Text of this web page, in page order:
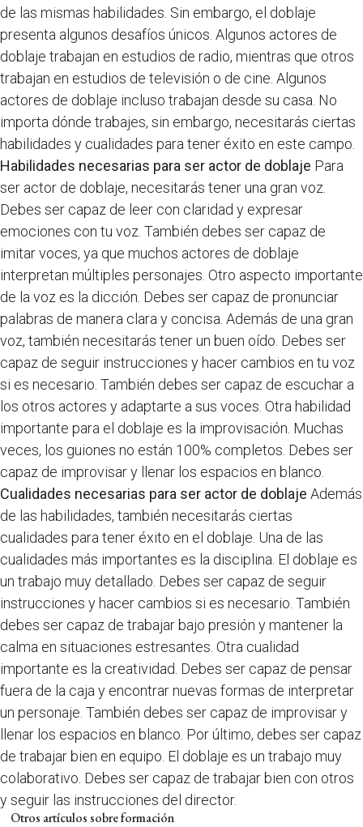
de las mismas habilidades. Sin embargo, el doblaje
presenta algunos desafíos únicos. Algunos actores de
doblaje trabajan en estudios de radio, mientras que otros
trabajan en estudios de televisión o de cine. Algunos
actores de doblaje incluso trabajan desde su casa. No
importa dónde trabajes, sin embargo, necesitarás ciertas
habilidades y cualidades para tener éxito en este campo.
Habilidades necesarias para ser actor de doblaje Para
ser actor de doblaje, necesitarás tener una gran voz.
Debes ser capaz de leer con claridad y expresar
emociones con tu voz. También debes ser capaz de
imitar voces, ya que muchos actores de doblaje
interpretan múltiples personajes. Otro aspecto importante
de la voz es la dicción. Debes ser capaz de pronunciar
palabras de manera clara y concisa. Además de una gran
voz, también necesitarás tener un buen oído. Debes ser
capaz de seguir instrucciones y hacer cambios en tu voz
si es necesario. También debes ser capaz de escuchar a
los otros actores y adaptarte a sus voces. Otra habilidad
importante para el doblaje es la improvisación. Muchas
veces, los guiones no están 100% completos. Debes ser
capaz de improvisar y llenar los espacios en blanco.
Cualidades necesarias para ser actor de doblaje Además
de las habilidades, también necesitarás ciertas
cualidades para tener éxito en el doblaje. Una de las
cualidades más importantes es la disciplina. El doblaje es
un trabajo muy detallado. Debes ser capaz de seguir
instrucciones y hacer cambios si es necesario. También
debes ser capaz de trabajar bajo presión y mantener la
calma en situaciones estresantes. Otra cualidad
importante es la creatividad. Debes ser capaz de pensar
fuera de la caja y encontrar nuevas formas de interpretar
un personaje. También debes ser capaz de improvisar y
llenar los espacios en blanco. Por último, debes ser capaz
de trabajar bien en equipo. El doblaje es un trabajo muy
colaborativo. Debes ser capaz de trabajar bien con otros
y seguir las instrucciones del director.
Otros artículos sobre formación